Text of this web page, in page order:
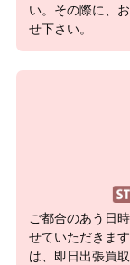
い。その際に、
せ下さい。
ご都合のあう日
せていただきま
は、即日出張買